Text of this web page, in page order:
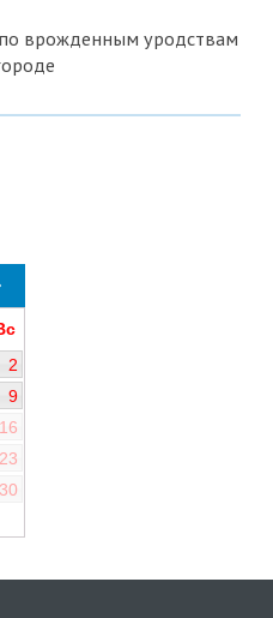
врожденным уродствам
2
9
16
23
30